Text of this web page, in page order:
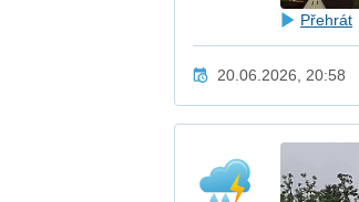
Přehrát
20.06.2026, 20:58